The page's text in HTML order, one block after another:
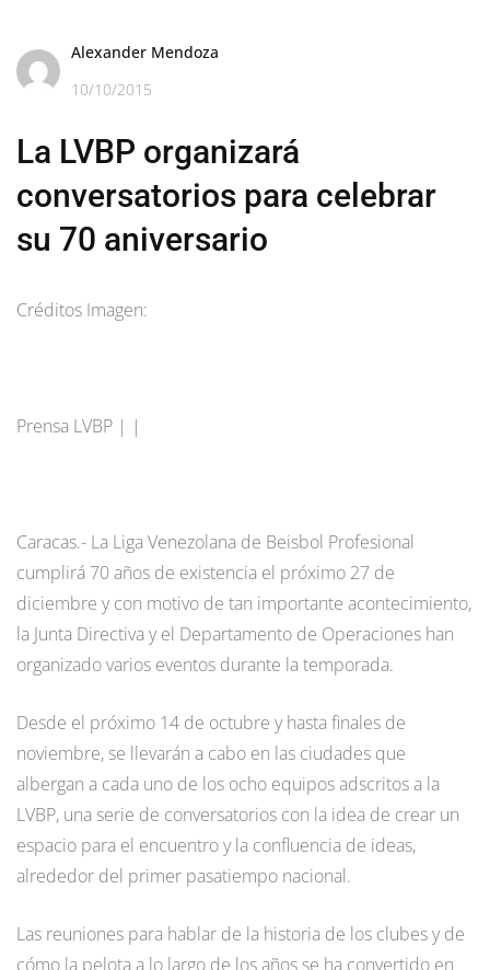
Alexander Mendoza
10/10/2015
La LVBP organizará
conversatorios para celebrar
su 70 aniversario
Créditos Imagen:
Prensa LVBP | |
Caracas.- La Liga Venezolana de Beisbol Profesional
cumplirá 70 años de existencia el próximo 27 de
diciembre y con motivo de tan importante acontecimiento,
la Junta Directiva y el Departamento de Operaciones han
organizado varios eventos durante la temporada.
Desde el próximo 14 de octubre y hasta finales de
noviembre, se llevarán a cabo en las ciudades que
albergan a cada uno de los ocho equipos adscritos a la
LVBP, una serie de conversatorios con la idea de crear un
espacio para el encuentro y la confluencia de ideas,
alrededor del primer pasatiempo nacional.
Las reuniones para hablar de la historia de los clubes y de
cómo la pelota a lo largo de los años se ha convertido en